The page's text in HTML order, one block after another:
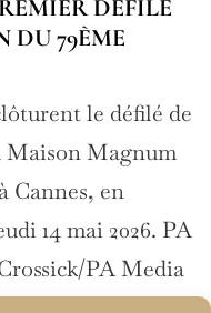
DE
visions du
simple détail dans
Dans Disclosure
scientifique
et Amblin
force…